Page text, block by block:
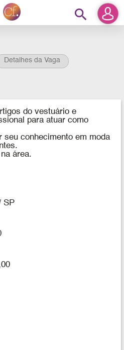
search
Detalhes da Vaga
do vestuário e
para atuar como
seu conhecimento em moda
área.
SP